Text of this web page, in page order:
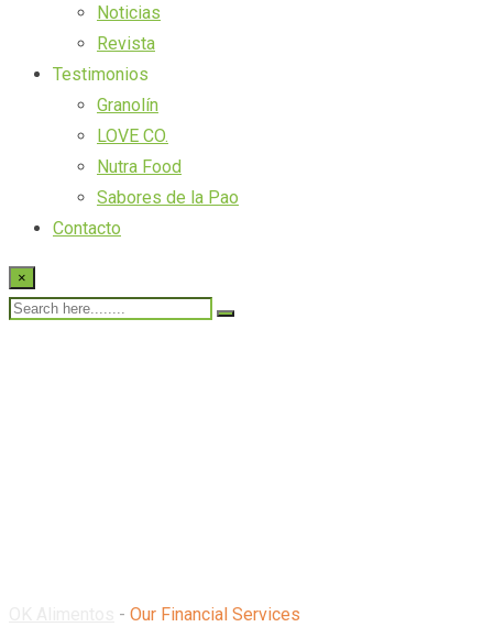
Noticias
Revista
Testimonios
Granolín
LOVE CO.
Nutra Food
Sabores de la Pao
Contacto
×
- Our Financial Services